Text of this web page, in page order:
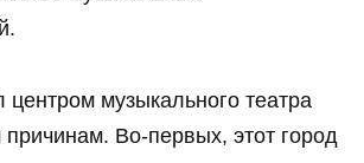
музыкального театра
причинам. Во-первых, этот город